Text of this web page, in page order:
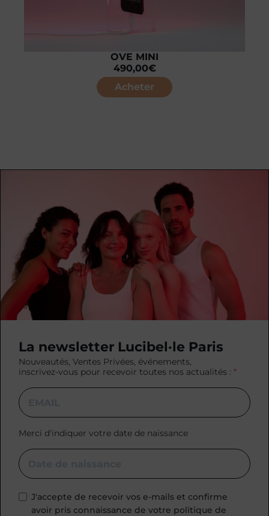
OVE MINI
490,00€
Acheter
La newsletter Lucibel·le Paris
Nouveautés, Ventes Privées, événements,
inscrivez-vous pour recevoir toutes nos actualités :
Merci d'indiquer votre date de naissance
J'accepte de recevoir vos e-mails et confirme
avoir pris connaissance de votre politique de